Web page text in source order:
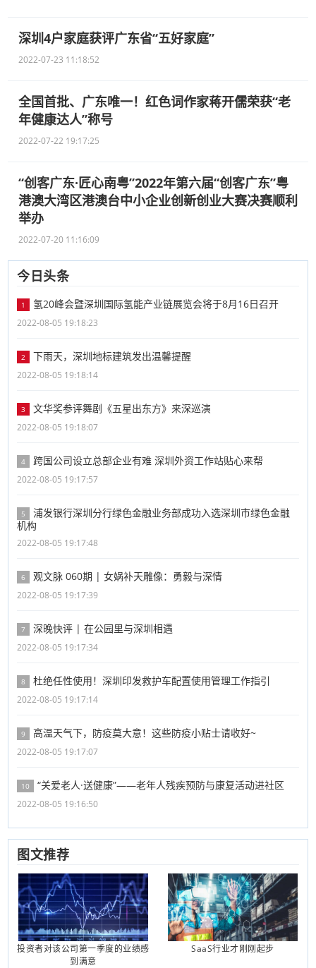
深圳4户家庭获评广东省“五好家庭”
2022-07-23 11:18:52
全国首批、广东唯一！红色词作家蒋开儒荣获“老
年健康达人”称号
2022-07-22 19:17:25
“创客广东·匠心南粤”2022年第六届“创客广东”粤
港澳大湾区港澳台中小企业创新创业大赛决赛顺利
举办
2022-07-20 11:16:09
今日头条
1 氢20峰会暨深圳国际氢能产业链展览会将于8月16日召开
2022-08-05 19:18:23
2 下雨天，深圳地标建筑发出温馨提醒
2022-08-05 19:18:14
3 文华奖参评舞剧《五星出东方》来深巡演
2022-08-05 19:18:07
4 跨国公司设立总部企业有难 深圳外资工作站贴心来帮
2022-08-05 19:17:57
5
浦发银行深圳分行绿色金融业务部成功入选深圳市绿色金融
机构
2022-08-05 19:17:48
6 观文脉 060期 | 女娲补天雕像：勇毅与深情
2022-08-05 19:17:39
7 深晚快评 | 在公园里与深圳相遇
2022-08-05 19:17:34
8 杜绝任性使用！深圳印发救护车配置使用管理工作指引
2022-08-05 19:17:14
9 高温天气下，防疫莫大意！这些防疫小贴士请收好~
2022-08-05 19:17:07
10 “关爱老人·送健康”——老年人残疾预防与康复活动进社区
2022-08-05 19:16:50
图文推荐
投资者对该公司第一季度的业绩感
到满意
SaaS行业才刚刚起步